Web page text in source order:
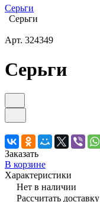
Серьги
Серьги
Арт. 324349
Серьги
Заказать
В корзине
Характеристики
Нет в наличии
Рассчитать доставку